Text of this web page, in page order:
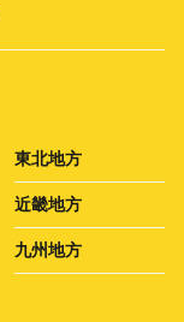
東北地方
近畿地方
九州地方